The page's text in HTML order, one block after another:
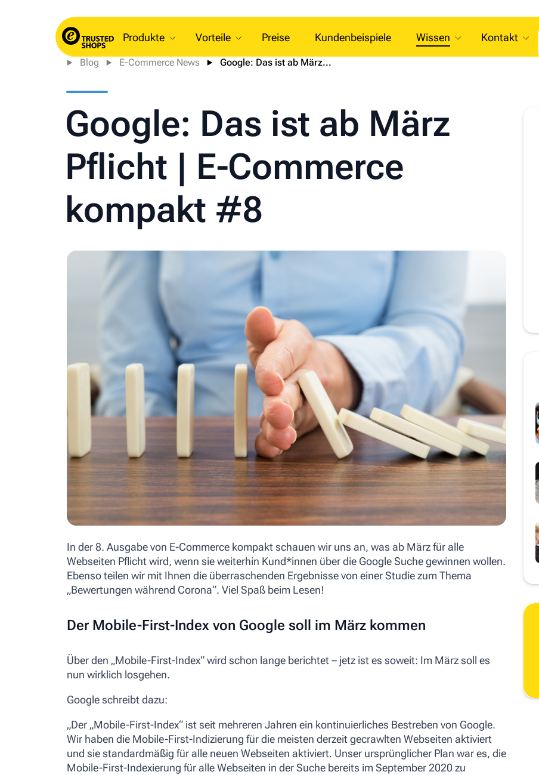
Produkte Vorteile Preise Kundenbeispiele Wissen Kontakt
Blog E-Commerce News Google: Das ist ab März...
Google: Das ist ab März
Pflicht | E‑Commerce
kompakt #8
In der 8. Ausgabe von E-Commerce kompakt schauen wir uns an, was ab März für alle
Webseiten Pflicht wird, wenn sie weiterhin Kund*innen über die Google Suche gewinnen wollen.
Ebenso teilen wir mit Ihnen die überraschenden Ergebnisse von einer Studie zum Thema
„Bewertungen während Corona“. Viel Spaß beim Lesen!
Der Mobile-First-Index von Google soll im März kommen
Über den „Mobile-First-Index“ wird schon lange berichtet – jetz ist es soweit: Im März soll es
nun wirklich losgehen.
Google schreibt dazu:
„Der „Mobile-First-Index“ ist seit mehreren Jahren ein kontinuierliches Bestreben von Google.
Wir haben die Mobile-First-Indizierung für die meisten derzeit gecrawlten Webseiten aktiviert
und sie standardmäßig für alle neuen Webseiten aktiviert. Unser ursprünglicher Plan war es, die
Mobile-First-Indexierung für alle Webseiten in der Suche bereits im September 2020 zu